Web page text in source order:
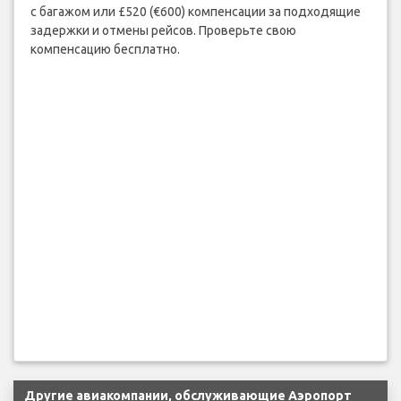
с багажом или £520 (€600) компенсации за подходящие
задержки и отмены рейсов. Проверьте свою
компенсацию бесплатно.
Другие авиакомпании, обслуживающие Аэропорт